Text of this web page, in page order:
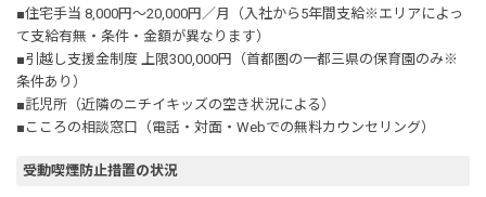
■住宅手当 8,000円～20,000円／月（入社から5年間支給※エリアによっ
て支給有無・条件・金額が異なります）
■引越し支援金制度 上限300,000円（首都圏の一都三県の保育園のみ※
条件あり）
■託児所（近隣のニチイキッズの空き状況による）
■こころの相談窓口（電話・対面・Webでの無料カウンセリング）
受動喫煙防止措置の状況